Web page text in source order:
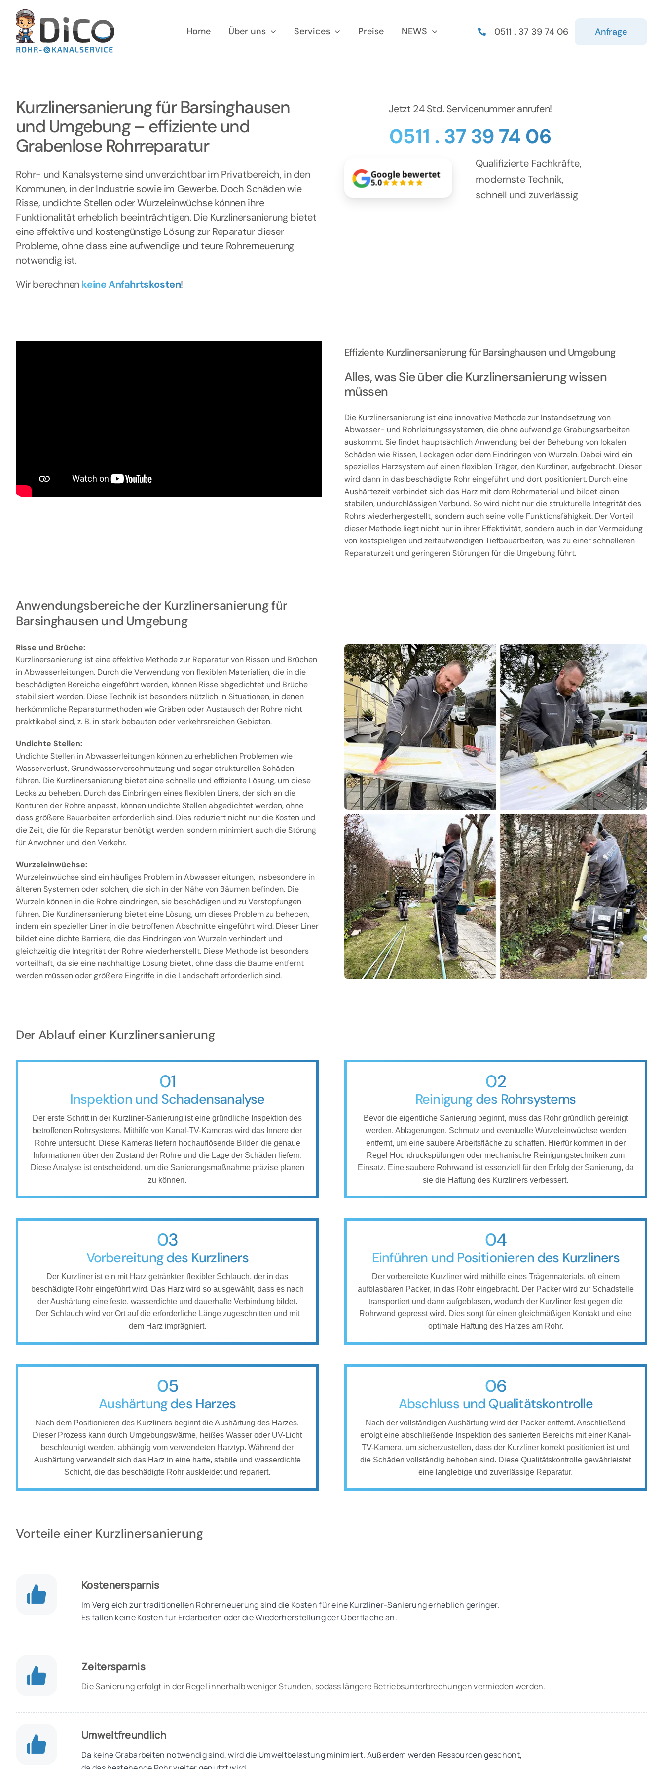
Inhalt
springen
Home Über uns Services Preise NEWS 0511 . 37 39 74 06 Anfrage
Kurzlinersanierung für Barsinghausen
und Umgebung – effiziente und
Grabenlose Rohrreparatur
Rohr- und Kanalsysteme sind unverzichtbar im Privatbereich, in den
Kommunen, in der Industrie sowie im Gewerbe. Doch Schäden wie
Risse, undichte Stellen oder Wurzeleinwüchse können ihre
Funktionalität erheblich beeinträchtigen. Die Kurzlinersanierung bietet
eine effektive und kostengünstige Lösung zur Reparatur dieser
Probleme, ohne dass eine aufwendige und teure Rohrerneuerung
notwendig ist.
Wir berechnenkeine Anfahrtskosten!
Jetzt 24 Std. Servicenummer anrufen!
0511 . 37 39 74 06
Google bewertet
5.0
Qualifizierte Fachkräfte,
modernste Technik,
schnell und zuverlässig
Effiziente Kurzlinersanierung für Barsinghausen und Umgebung
Alles, was Sie über die Kurzlinersanierung wissen
müssen
Die Kurzlinersanierung ist eine innovative Methode zur Instandsetzung von
Abwasser- und Rohrleitungssystemen, die ohne aufwendige Grabungsarbeiten
auskommt. Sie findet hauptsächlich Anwendung bei der Behebung von lokalen
Schäden wie Rissen, Leckagen oder dem Eindringen von Wurzeln. Dabei wird ein
spezielles Harzsystem auf einen flexiblen Träger, den Kurzliner, aufgebracht. Dieser
wird dann in das beschädigte Rohr eingeführt und dort positioniert. Durch eine
Aushärtezeit verbindet sich das Harz mit dem Rohrmaterial und bildet einen
stabilen, undurchlässigen Verbund. So wird nicht nur die strukturelle Integrität des
Rohrs wiederhergestellt, sondern auch seine volle Funktionsfähigkeit. Der Vorteil
dieser Methode liegt nicht nur in ihrer Effektivität, sondern auch in der Vermeidung
von kostspieligen und zeitaufwendigen Tiefbauarbeiten, was zu einer schnelleren
Reparaturzeit und geringeren Störungen für die Umgebung führt.
Anwendungsbereiche der Kurzlinersanierung für
Barsinghausen und Umgebung
Risse und Brüche:
Kurzlinersanierung ist eine effektive Methode zur Reparatur von Rissen und Brüchen
in Abwasserleitungen. Durch die Verwendung von flexiblen Materialien, die in die
beschädigten Bereiche eingeführt werden, können Risse abgedichtet und Brüche
stabilisiert werden. Diese Technik ist besonders nützlich in Situationen, in denen
herkömmliche Reparaturmethoden wie Gräben oder Austausch der Rohre nicht
praktikabel sind, z. B. in stark bebauten oder verkehrsreichen Gebieten.
Undichte Stellen:
Undichte Stellen in Abwasserleitungen können zu erheblichen Problemen wie
Wasserverlust, Grundwasserverschmutzung und sogar strukturellen Schäden
führen. Die Kurzlinersanierung bietet eine schnelle und effiziente Lösung, um diese
Lecks zu beheben. Durch das Einbringen eines flexiblen Liners, der sich an die
Konturen der Rohre anpasst, können undichte Stellen abgedichtet werden, ohne
dass größere Bauarbeiten erforderlich sind. Dies reduziert nicht nur die Kosten und
die Zeit, die für die Reparatur benötigt werden, sondern minimiert auch die Störung
für Anwohner und den Verkehr.
Wurzeleinwüchse:
Wurzeleinwüchse sind ein häufiges Problem in Abwasserleitungen, insbesondere in
älteren Systemen oder solchen, die sich in der Nähe von Bäumen befinden. Die
Wurzeln können in die Rohre eindringen, sie beschädigen und zu Verstopfungen
führen. Die Kurzlinersanierung bietet eine Lösung, um dieses Problem zu beheben,
indem ein spezieller Liner in die betroffenen Abschnitte eingeführt wird. Dieser Liner
bildet eine dichte Barriere, die das Eindringen von Wurzeln verhindert und
gleichzeitig die Integrität der Rohre wiederherstellt. Diese Methode ist besonders
vorteilhaft, da sie eine nachhaltige Lösung bietet, ohne dass die Bäume entfernt
werden müssen oder größere Eingriffe in die Landschaft erforderlich sind.
Der Ablauf einer Kurzlinersanierung
01
Inspektion und Schadensanalyse
Der erste Schritt in der Kurzliner-Sanierung ist eine gründliche Inspektion des
betroffenen Rohrsystems. Mithilfe von Kanal-TV-Kameras wird das Innere der
Rohre untersucht. Diese Kameras liefern hochauflösende Bilder, die genaue
Informationen über den Zustand der Rohre und die Lage der Schäden liefern.
Diese Analyse ist entscheidend, um die Sanierungsmaßnahme präzise planen
zu können.
02
Reinigung des Rohrsystems
Bevor die eigentliche Sanierung beginnt, muss das Rohr gründlich gereinigt
werden. Ablagerungen, Schmutz und eventuelle Wurzeleinwüchse werden
entfernt, um eine saubere Arbeitsfläche zu schaffen. Hierfür kommen in der
Regel Hochdruckspülungen oder mechanische Reinigungstechniken zum
Einsatz. Eine saubere Rohrwand ist essenziell für den Erfolg der Sanierung, da
sie die Haftung des Kurzliners verbessert.
03
Vorbereitung des Kurzliners
Der Kurzliner ist ein mit Harz getränkter, flexibler Schlauch, der in das
beschädigte Rohr eingeführt wird. Das Harz wird so ausgewählt, dass es nach
der Aushärtung eine feste, wasserdichte und dauerhafte Verbindung bildet.
Der Schlauch wird vor Ort auf die erforderliche Länge zugeschnitten und mit
dem Harz imprägniert.
04
Einführen und Positionieren des Kurzliners
Der vorbereitete Kurzliner wird mithilfe eines Trägermaterials, oft einem
aufblasbaren Packer, in das Rohr eingebracht. Der Packer wird zur Schadstelle
transportiert und dann aufgeblasen, wodurch der Kurzliner fest gegen die
Rohrwand gepresst wird. Dies sorgt für einen gleichmäßigen Kontakt und eine
optimale Haftung des Harzes am Rohr.
05
Aushärtung des Harzes
Nach dem Positionieren des Kurzliners beginnt die Aushärtung des Harzes.
Dieser Prozess kann durch Umgebungswärme, heißes Wasser oder UV-Licht
beschleunigt werden, abhängig vom verwendeten Harztyp. Während der
Aushärtung verwandelt sich das Harz in eine harte, stabile und wasserdichte
Schicht, die das beschädigte Rohr auskleidet und repariert.
06
Abschluss und Qualitätskontrolle
Nach der vollständigen Aushärtung wird der Packer entfernt. Anschließend
erfolgt eine abschließende Inspektion des sanierten Bereichs mit einer Kanal-
TV-Kamera, um sicherzustellen, dass der Kurzliner korrekt positioniert ist und
die Schäden vollständig behoben sind. Diese Qualitätskontrolle gewährleistet
eine langlebige und zuverlässige Reparatur.
Vorteile einer Kurzlinersanierung
Kostenersparnis
Im Vergleich zur traditionellen Rohrerneuerung sind die Kosten für eine Kurzliner-Sanierung erheblich geringer.
Es fallen keine Kosten für Erdarbeiten oder die Wiederherstellung der Oberfläche an.
Zeitersparnis
Die Sanierung erfolgt in der Regel innerhalb weniger Stunden, sodass längere Betriebsunterbrechungen vermieden werden.
Umweltfreundlich
Da keine Grabarbeiten notwendig sind, wird die Umweltbelastung minimiert. Außerdem werden Ressourcen geschont,